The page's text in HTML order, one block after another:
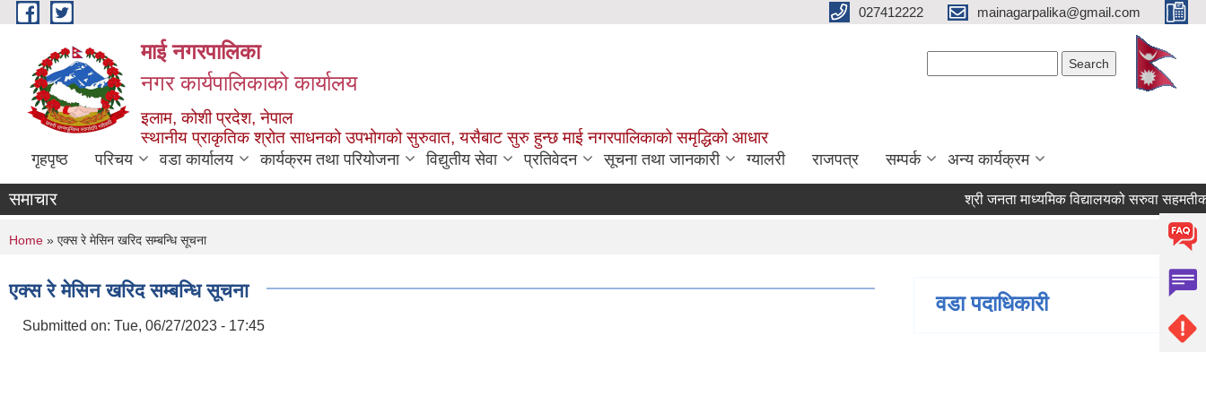
Skip to main content 027412222 mainagarpalika@gmail.com
माई नगरपालिका
नगर कार्यपालिकाको कार्यालय
इलाम, कोशी प्रदेश, नेपाल
स्थानीय प्राकृतिक श्रोत साधनको उपभोगको सुरुवात, यसैबाट सुरु हुन्छ माई नगरपालिकाको समृद्धिको आधार
गृहपृष्ठ परिचय वडा कार्यालय कार्यक्रम तथा परियोजना विद्युतीय सेवा प्रतिवेदन सूचना तथा जानकारी ग्यालरी राजपत्र सम्पर्क अन्य कार्यक्रम
समाचार श्री जनता माध्यमिक विद्यालयको सरुवा सहमतीका
You are here
Home » एक्स रे मेसिन खरिद सम्बन्धि सूचना
एक्स रे मेसिन खरिद सम्बन्धि सूचना
Submitted on: Tue, 06/27/2023 - 17:45
वडा पदाधिकारी